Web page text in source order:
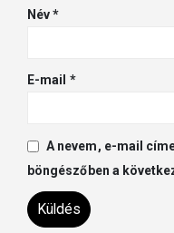
Név*
E-mail *
A nevem, e-mail
böngészőben a